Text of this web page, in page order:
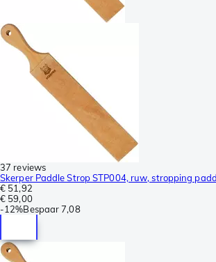
37 reviews
Skerper Paddle Strop STP004, ruw, stropping
€ 51,92
€ 59,00
-12%Bespaar 7,08